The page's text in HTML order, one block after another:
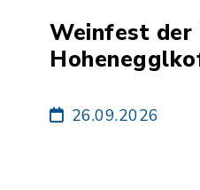
Weinfest der
26.09.2026